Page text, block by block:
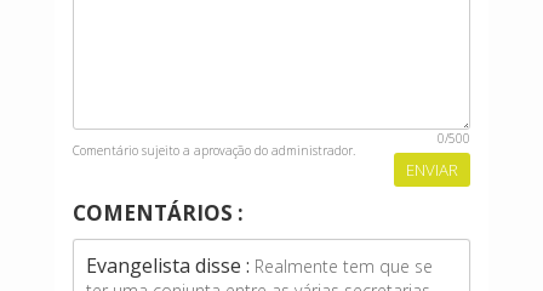
0/500
Comentário sujeito a aprovação do administrador.
COMENTÁRIOS :
Evangelista disse : Realmente tem que se